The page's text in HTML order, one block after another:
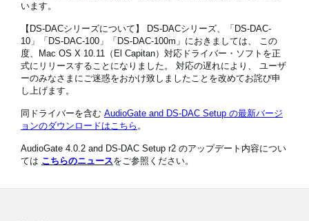
Store Locator
News
Location
About KORG
います。
【DS-DACシリーズについて】
DS-DACシリーズ、「DS-DAC-
10」「DS-DAC-100」「DS-DAC-100m」におきましては、 この
度、Mac OS X 10.11（El Capitan）対応ドライバー・ソフトを正
式にリリースすることになりました。 対応の遅れにより、 ユーザ
ーのみなさまにご迷惑をおかけ致しましたことを改めてお詫び申
し上げます。
同ドライバーを含む AudioGate and DS-DAC Setup の最新バージ
ョンのダウンロードはこちら 。
AudioGate 4.0.2 and DS-DAC Setup r2 のアップデート内容につい
ては こちらのニュースをご参照ください。